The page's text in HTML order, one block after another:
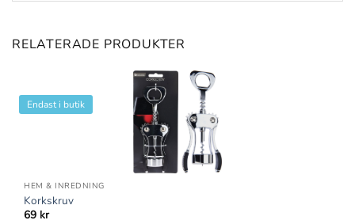
RELATERADE PRODUKTER
Endast i butik
HEM & INREDNING
Korkskruv
69 kr